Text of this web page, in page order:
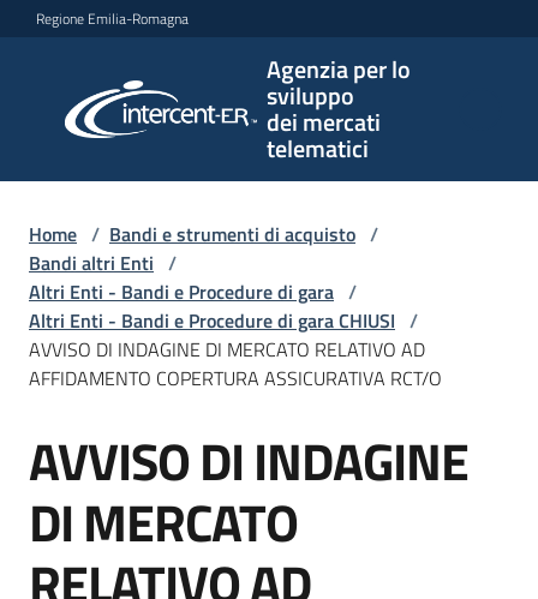
Vai al contenuto
Vai alla navigazione
Vai al footer
Regione Emilia-Romagna
Agenzia per lo
sviluppo
dei mercati
telematici
per lo
sviluppo
telematici
L'Agenzia
Bandi
e
di
Home / Bandi e strumenti di acquisto /
Bandi altri Enti /
Altri Enti - Bandi e Procedure di gara /
Altri Enti - Bandi e Procedure di gara CHIUSI /
AVVISO DI INDAGINE DI MERCATO RELATIVO AD
AFFIDAMENTO COPERTURA ASSICURATIVA RCT/O
Salta al contenuto
AVVISO DI INDAGINE
DI MERCATO